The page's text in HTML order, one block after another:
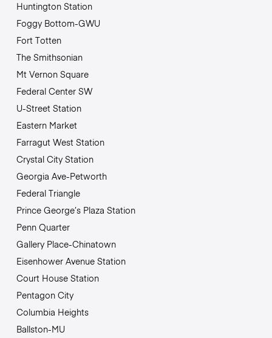
Huntington Station
Foggy Bottom-GWU
Fort Totten
The Smithsonian
Mt Vernon Square
Federal Center SW
U-Street Station
Eastern Market
Farragut West Station
Crystal City Station
Georgia Ave-Petworth
Federal Triangle
Prince George’s Plaza Station
Penn Quarter
Gallery Place-Chinatown
Eisenhower Avenue Station
Court House Station
Pentagon City
Columbia Heights
Ballston-MU